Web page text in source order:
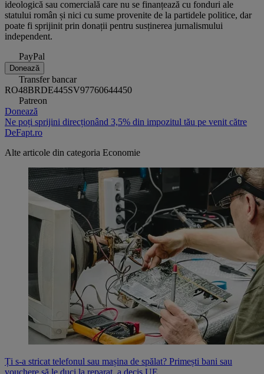
ideologică sau comercială care nu se finanțează cu fonduri ale
statului român și nici cu sume provenite de la partidele politice, dar
poate fi sprijinit prin donații pentru susținerea jurnalismului
independent.
PayPal
Donează
Transfer bancar
RO48BRDE445SV97760644450
Patreon
Donează
Ne poți sprijini direcționând 3,5% din impozitul tău pe venit către
DeFapt.ro
Alte articole din categoria Economie
Ți s-a stricat telefonul sau mașina de spălat? Primești bani sau
vouchere să le duci la reparat, a decis UE